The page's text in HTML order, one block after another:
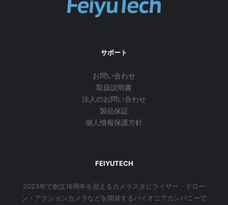
サポート
お問い合わせ
取扱説明書
法人のお問い合わせ
製品保証
個人情報保護方針
FEIYUTECH
2023年で創立16周年を迎えるカメラスタビライザー・ドロー
ン・アクションカメラなどを開発するパイオニアカンパニーで